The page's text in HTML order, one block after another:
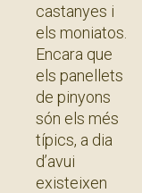
castanyes i
els moniatos.
Encara que
els panellets
de pinyons
són els més
típics, a dia
d’avui
existeixen